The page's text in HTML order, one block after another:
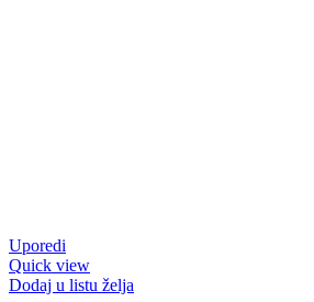
Uporedi
Quick view
Dodaj u listu želja